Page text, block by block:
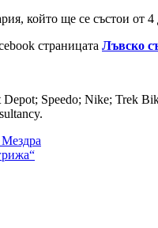
който ще се състои от
страницата Лъвско
Speedo; Nike;
Мездра